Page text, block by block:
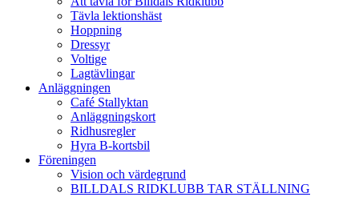
Tävla lektionshäst
Hoppning
Dressyr
Voltige
Lagtävlingar
Anläggningen
Café Stallyktan
Anläggningskort
Ridhusregler
Hyra B-kortsbil
Föreningen
Vision och värdegrund
BILLDALS RIDKLUBB TAR STÄLLNING